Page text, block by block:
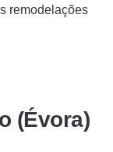
remodelações
(Évora)